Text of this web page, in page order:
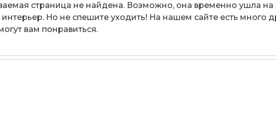
страница не найдена. Возможно, она временно ушла
интерьер. Но не спешите уходить! На нашем сайте есть много
вам понравиться.